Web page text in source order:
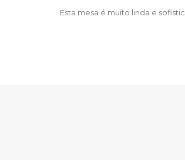
Esta mesa é muito linda e